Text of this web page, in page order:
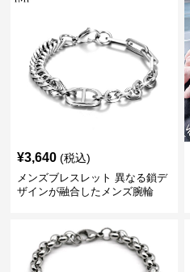
¥3,640 (税込)
メンズブレスレット 異なる鎖デ
ザインが融合したメンズ腕輪